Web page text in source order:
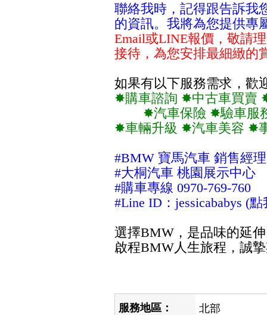
聯絡我時，記得跟告訴我
的資訊。我將為您提供專
Email或LINE報價，敬請
接待，為您安排最細緻的
如果有以下服務需求，歡
✸購車諮詢 ✸中古車買賣
✸汽車保險 ✸驗車服
✸車輛升級 ✸汽車美容 ✸
#BMW 寶馬汽車 銷售經理
#大桐汽車 桃園展示中心
#購車專線 0970-769-760
#Line ID：jessicababys (點
選擇BMW，是品味的延
啟程BMW人生旅程，誠
服務地區： 北部